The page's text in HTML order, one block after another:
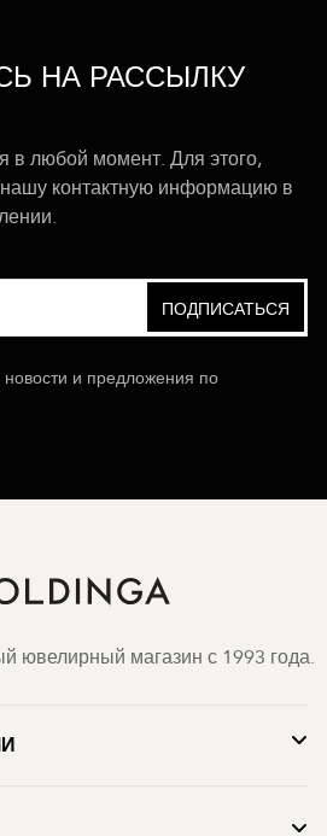
НА РАССЫЛКУ
в любой момент. Для этого,
контактную информацию в
новости и предложения по
ювелирный магазин с 1993 года.